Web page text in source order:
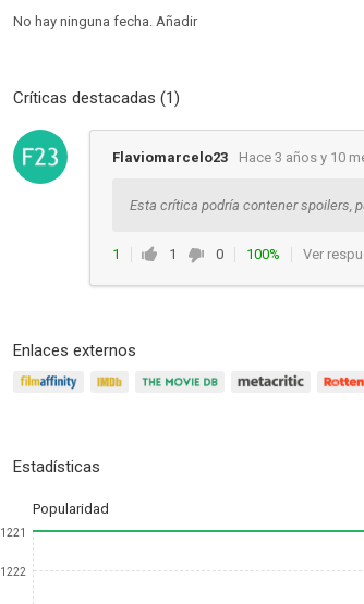
No hay ninguna fecha. Añadir
Críticas destacadas (1)
Flaviomarcelo23 Hace 3 años y 10
Esta crítica podría contener spoilers,
1 1 0 100% Ver
Enlaces externos
Estadísticas
Popularidad
1221
1222